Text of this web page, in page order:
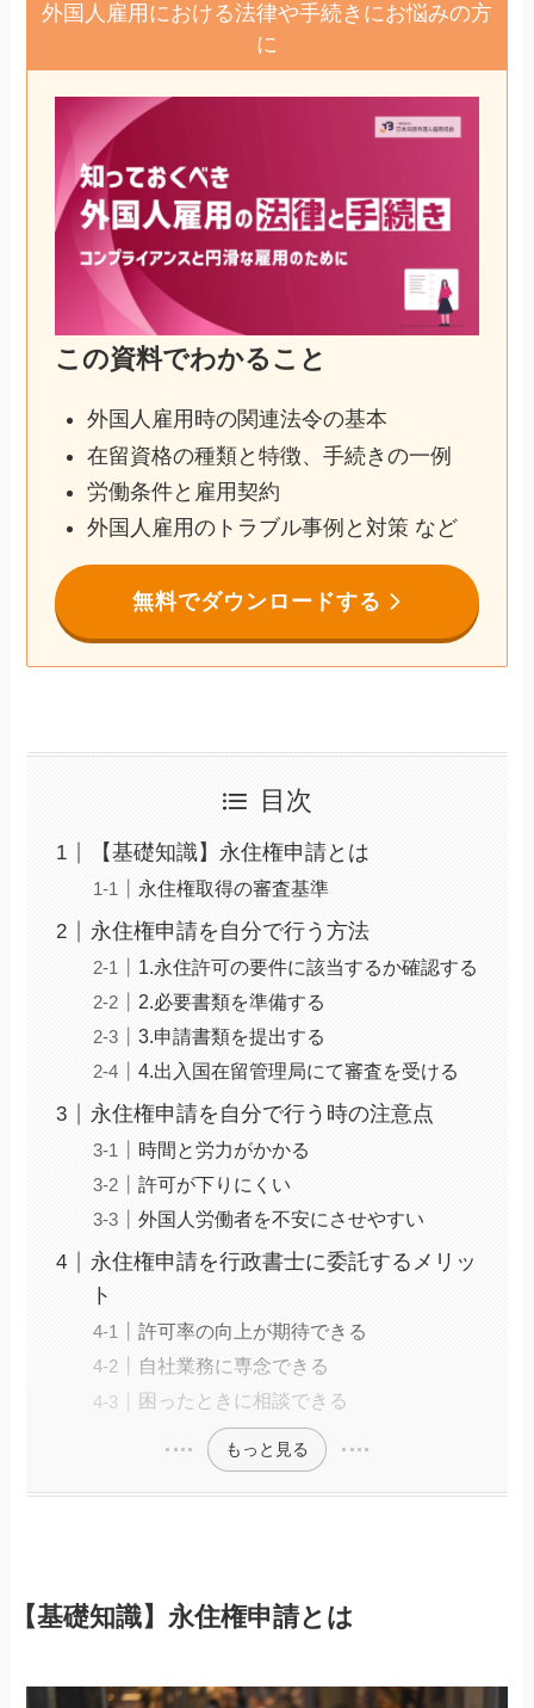
外国人雇用における法律や手続きにお悩みの方
に
この資料でわかること
外国人雇用時の関連法令の基本
在留資格の種類と特徴、手続きの一例
労働条件と雇用契約
外国人雇用のトラブル事例と対策 など
無料でダウンロードする
目次
【基礎知識】永住権申請とは
永住権取得の審査基準
永住権申請を自分で行う方法
1.永住許可の要件に該当するか確認する
2.必要書類を準備する
3.申請書類を提出する
4.出入国在留管理局にて審査を受ける
永住権申請を自分で行う時の注意点
時間と労力がかかる
許可が下りにくい
外国人労働者を不安にさせやすい
永住権申請を行政書士に委託するメリッ
ト
許可率の向上が期待できる
自社業務に専念できる
困ったときに相談できる
もっと見る
【基礎知識】永住権申請とは